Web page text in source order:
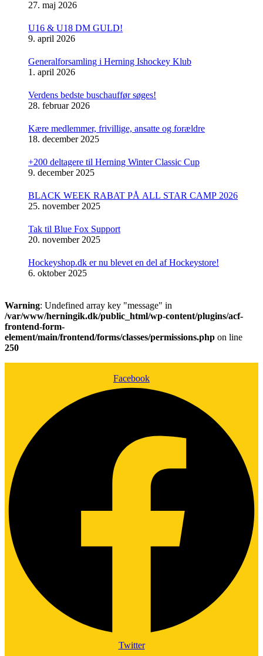
27. maj 2026
U16 & U18 DM GULD!
9. april 2026
Generalforsamling i Herning Ishockey Klub
1. april 2026
Verdens bedste buschauffør søges!
28. februar 2026
Kære medlemmer, frivillige, ansatte og forældre
18. december 2025
+200 deltagere til Herning Winter Classic Cup
9. december 2025
BLACK WEEK RABAT PÅ ALL STAR CAMP 2026
25. november 2025
Tak til Blue Fox Support
20. november 2025
Hockeyshop.dk er nu blevet en del af Hockeystore!
6. oktober 2025
Warning: Undefined array key "message" in
/var/www/herningik.dk/public_html/wp-content/plugins/acf-
frontend-form-
element/main/frontend/forms/classes/permissions.php on line
250
Facebook
Twitter